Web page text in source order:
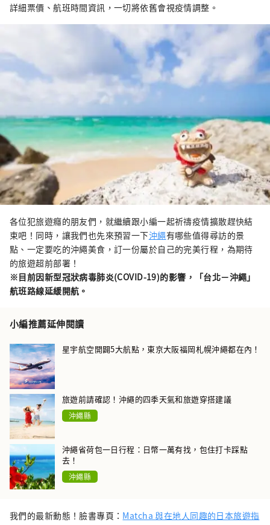
詳細票價、航班時間資訊，一切將依舊會視疫情調整。
各位犯旅遊癮的朋友們，就繼續跟小編一起祈禱疫情擴散趕快結
束吧！同時，讓我們也先來預習一下沖繩有哪些值得尋訪的景
點、一定要吃的沖繩美食，訂一份屬於自己的完美行程，為期待
的旅遊超前部署！
※目前因新型冠狀病毒肺炎(COVID-19)的影響，「台北－沖繩」
航班路線延緩開航。
小編推薦延伸閱讀
星宇航空開闢5大航點，東京大阪福岡札幌沖繩都在內！
旅遊前請確認！沖繩的四季天氣和旅遊穿搭建議
沖繩縣
沖繩省荷包一日行程：日幣一萬有找，包住打卡踩點
去！
沖繩縣
我們的最新動態！臉書專頁： Matcha 與在地人同趣的日本旅遊指